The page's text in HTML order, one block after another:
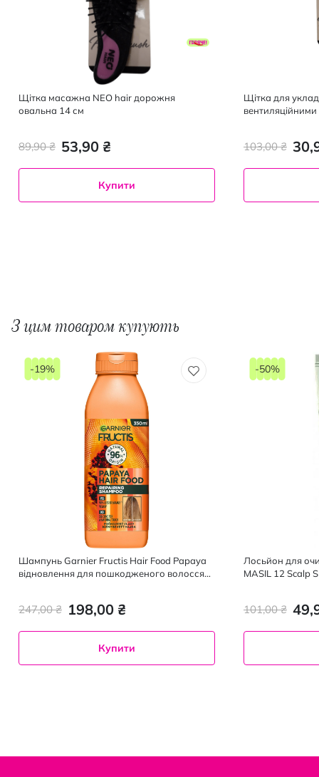
Щітка масажна NEO hair дорожня
овальна 14 см
53,90 ₴
89,90 ₴
Купити
Щітка для
103,00 ₴
З цим товаром купують
Шампунь Garnier Fructis Hair Food Papaya
відновлення для пошкодженого волосся
198,00 ₴
247,00 ₴
-19%
Купити
Лосьйон для
MASIL 12 Scalp
101,00 ₴
-50%